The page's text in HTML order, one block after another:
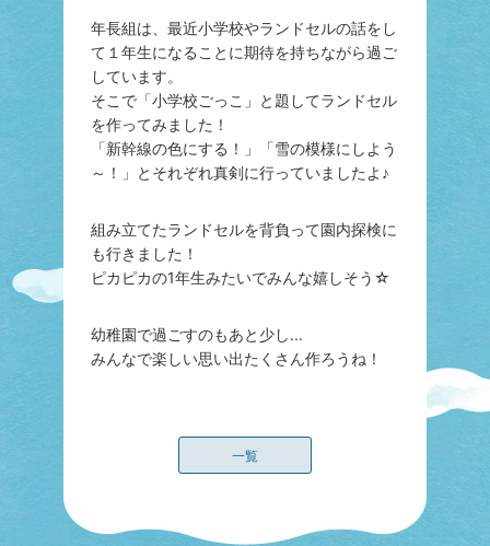
年長組は、最近小学校やランドセルの話をし
て１年生になることに期待を持ちながら過ご
しています。
そこで「小学校ごっこ」と題してランドセル
を作ってみました！
「新幹線の色にする！」「雪の模様にしよう
～！」とそれぞれ真剣に行っていましたよ♪
組み立てたランドセルを背負って園内探検に
も行きました！
ピカピカの1年生みたいでみんな嬉しそう☆
幼稚園で過ごすのもあと少し...
みんなで楽しい思い出たくさん作ろうね！
一覧